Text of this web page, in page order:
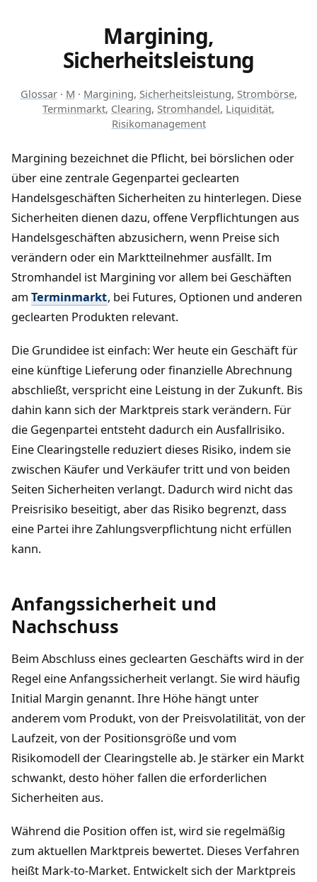
Margining,
Sicherheitsleistung
Glossar· M · Margining, Sicherheitsleistung, Strombörse,
Terminmarkt, Clearing, Stromhandel, Liquidität,
Risikomanagement
Margining bezeichnet die Pflicht, bei börslichen oder
über eine zentrale Gegenpartei geclearten
Handelsgeschäften Sicherheiten zu hinterlegen. Diese
Sicherheiten dienen dazu, offene Verpflichtungen aus
Handelsgeschäften abzusichern, wenn Preise sich
verändern oder ein Marktteilnehmer ausfällt. Im
Stromhandel ist Margining vor allem bei Geschäften
am Terminmarkt, bei Futures, Optionen und anderen
geclearten Produkten relevant.
Die Grundidee ist einfach: Wer heute ein Geschäft für
eine künftige Lieferung oder finanzielle Abrechnung
abschließt, verspricht eine Leistung in der Zukunft. Bis
dahin kann sich der Marktpreis stark verändern. Für
die Gegenpartei entsteht dadurch ein Ausfallrisiko.
Eine Clearingstelle reduziert dieses Risiko, indem sie
zwischen Käufer und Verkäufer tritt und von beiden
Seiten Sicherheiten verlangt. Dadurch wird nicht das
Preisrisiko beseitigt, aber das Risiko begrenzt, dass
eine Partei ihre Zahlungsverpflichtung nicht erfüllen
kann.
Anfangssicherheit und
Nachschuss
Beim Abschluss eines geclearten Geschäfts wird in der
Regel eine Anfangssicherheit verlangt. Sie wird häufig
Initial Margin genannt. Ihre Höhe hängt unter
anderem vom Produkt, von der Preisvolatilität, von der
Laufzeit, von der Positionsgröße und vom
Risikomodell der Clearingstelle ab. Je stärker ein Markt
schwankt, desto höher fallen die erforderlichen
Sicherheiten aus.
Während die Position offen ist, wird sie regelmäßig
zum aktuellen Marktpreis bewertet. Dieses Verfahren
heißt Mark-to-Market. Entwickelt sich der Marktpreis